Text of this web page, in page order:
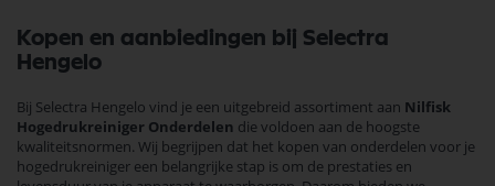
Kopen en aanbiedingen bij Selectra
Hengelo
Bij Selectra Hengelo vind je een uitgebreid assortiment aan Nilfisk
Hogedrukreiniger Onderdelen die voldoen aan de hoogste
kwaliteitsnormen. Wij begrijpen dat het kopen van onderdelen voor je
hogedrukreiniger een belangrijke stap is om de prestaties en